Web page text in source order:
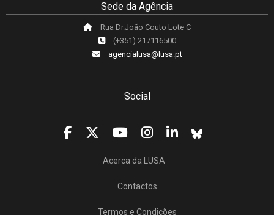
Sede da Agência
Rua Dr.João Couto Lote C
(+351) 217116500
agencialusa@lusa.pt
Social
Acerca da LUSA
Contactos
Termos e Condições